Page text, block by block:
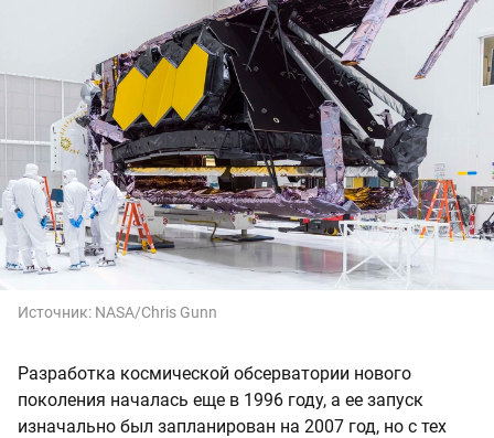
Источник: NASA/Chris Gunn
Разработка космической обсерватории нового
поколения началась еще в 1996 году, а ее запуск
изначально был запланирован на 2007 год, но с тех